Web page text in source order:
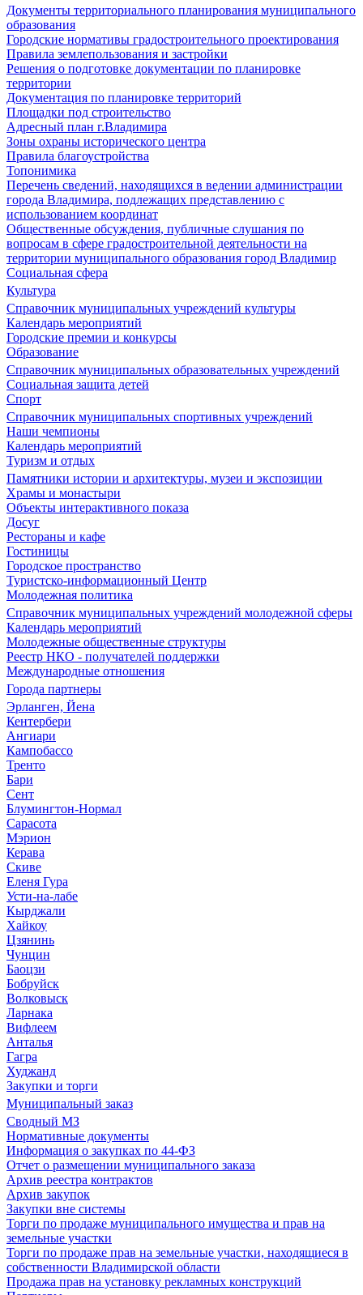
Документы территориального планирования муниципального
образования
Городские нормативы градостроительного проектирования
Правила землепользования и застройки
Решения о подготовке документации по планировке
территории
Документация по планировке территорий
Площадки под строительство
Адресный план г.Владимира
Зоны охраны исторического центра
Правила благоустройства
Топонимика
Перечень сведений, находящихся в ведении администрации
города Владимира, подлежащих представлению с
использованием координат
Общественные обсуждения, публичные слушания по
вопросам в сфере градостроительной деятельности на
территории муниципального образования город Владимир
Социальная сфера
Культура
Справочник муниципальных учреждений культуры
Календарь мероприятий
Городские премии и конкурсы
Образование
Справочник муниципальных образовательных учреждений
Социальная защита детей
Спорт
Справочник муниципальных спортивных учреждений
Наши чемпионы
Календарь мероприятий
Туризм и отдых
Памятники истории и архитектуры, музеи и экспозиции
Храмы и монастыри
Объекты интерактивного показа
Досуг
Рестораны и кафе
Гостиницы
Городское пространство
Туристско-информационный Центр
Молодежная политика
Справочник муниципальных учреждений молодежной сферы
Календарь мероприятий
Молодежные общественные структуры
Реестр НКО - получателей поддержки
Международные отношения
Города партнеры
Эрланген, Йена
Кентербери
Ангиари
Кампобассо
Тренто
Бари
Сент
Блумингтон-Нормал
Сарасота
Мэрион
Керава
Скиве
Еленя Гура
Усти-на-лабе
Кырджали
Хайкоу
Цзянинь
Чунцин
Баоцзи
Бобруйск
Волковыск
Ларнака
Вифлеем
Анталья
Гагра
Худжанд
Закупки и торги
Муниципальный заказ
Сводный МЗ
Нормативные документы
Информация о закупках по 44-ФЗ
Отчет о размещении муниципального заказа
Архив реестра контрактов
Архив закупок
Закупки вне системы
Торги по продаже муниципального имущества и прав на
земельные участки
Торги по продаже прав на земельные участки, находящиеся в
собственности Владимирской области
Продажа прав на установку рекламных конструкций